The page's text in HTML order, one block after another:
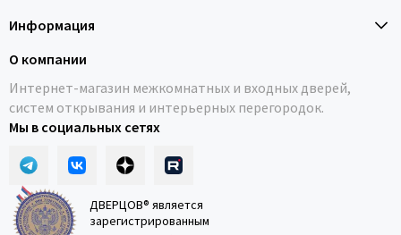
Информация
О компании
Интернет-магазин межкомнатных и входных дверей,
систем открывания и интерьерных перегородок.
Мы в социальных сетях
ДВЕРЦОВ® является
зарегистрированным